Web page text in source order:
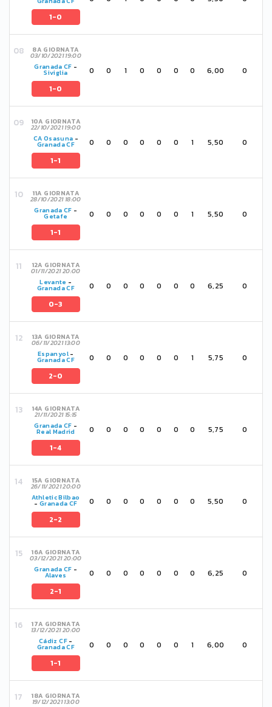
1-0
8A GIORNATA
03/10/2021 19:00
Granada CF -
Siviglia
1-0
0 0 1 0 0 0 0 6,00 0
10A GIORNATA
22/10/2021 19:00
CA Osasuna -
Granada CF
1-1
0 0 0 0 0 0 1 5,50 0
11A GIORNATA
28/10/2021 18:00
Granada CF -
Getafe
1-1
0 0 0 0 0 0 1 5,50 0
12A GIORNATA
01/11/2021 20:00
Levante -
Granada CF
0-3
0 0 0 0 0 0 0 6,25 0
13A GIORNATA
06/11/2021 13:00
Espanyol-
Granada CF
2-0
0 0 0 0 0 0 1 5,75 0
14A GIORNATA
21/11/2021 15:15
Granada CF -
Real Madrid
1-4
0 0 0 0 0 0 0 5,75 0
15A GIORNATA
26/11/2021 20:00
Athletic Bilbao
- Granada CF
2-2
0 0 0 0 0 0 0 5,50 0
16A GIORNATA
03/12/2021 20:00
Granada CF -
Alaves
2-1
0 0 0 0 0 0 0 6,25 0
17A GIORNATA
13/12/2021 20:00
Cádiz CF-
Granada CF
1-1
0 0 0 0 0 0 1 6,00 0
18A GIORNATA
19/12/2021 13:00